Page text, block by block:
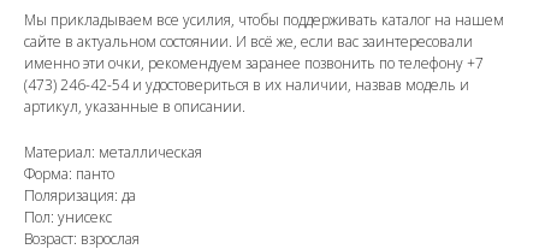
Мы прикладываем все усилия, чтобы поддерживать каталог на нашем
сайте в актуальном состоянии. И всё же, если вас заинтересовали
именно эти очки, рекомендуем заранее позвонить по телефону+7
(473) 246-42-54и удостовериться в их наличии, назвав модель и
артикул, указанные в описании.
Материал: металлическая
Форма: панто
Поляризация: да
Пол: унисекс
Возраст: взрослая